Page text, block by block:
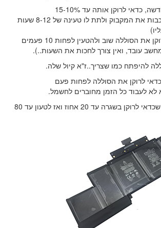
כדאי לרוקן אותה עד 15-10%
לאחר מכן, לכבות את המקבוק ולתת לו טעינה של 8-12 שעות
לאחר מכן לרוקן את הסוללה שוב ולהטעין לפחות 10 פעמים
עובד, ואין צורך לחכות את השעות..).
להיפתח כמו שצריך..ז"א קיול שלה.
לרוקן את הסוללה לפחות פעם
לא לעבוד כל הזמן מחוברים לחשמל.
המחמירים אומרים שכדאי לרוקן בשגרה עד 20 אחוז ואז לטעון עד 80